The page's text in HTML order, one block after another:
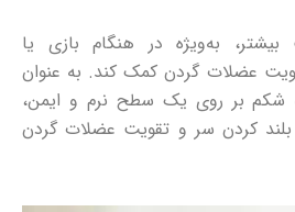
به‌ویژه در هنگام بازی یا
عضلات گردن کمک کند. به عنوان
به شکم بر روی یک سطح نرم و ایمن،
بلند کردن سر و تقویت عضلات گردن